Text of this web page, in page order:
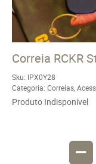
Correia RCKR
Sku: IPX0Y28
Categoria: Correias
Produto Indisponível